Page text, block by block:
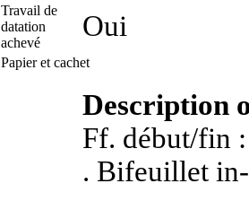
Travail de
datation
achevé
Oui
Papier et cachet
Description
Ff. début/fin
.